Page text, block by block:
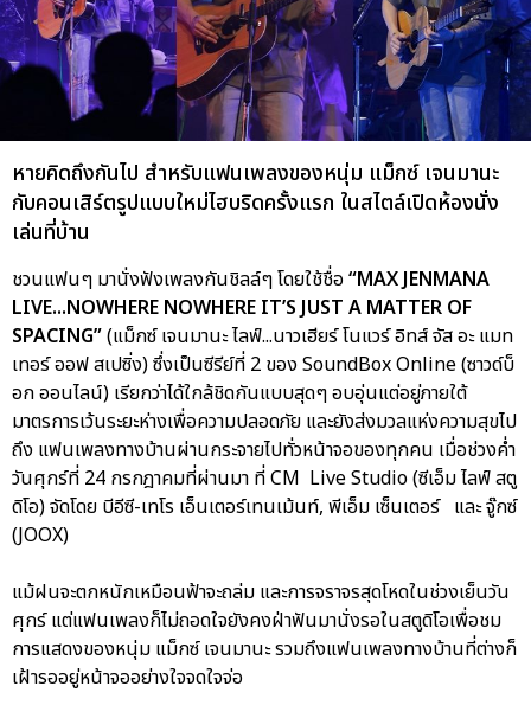
หายคิดถึงกันไป สำหรับแฟนเพลงของหนุ่ม แม็กซ์ เจนมานะ
กับคอนเสิร์ตรูปแบบใหม่ไฮบริดครั้งแรก ในสไตล์เปิดห้องนั่ง
เล่นที่บ้าน
ชวนแฟนๆ มานั่งฟังเพลงกันชิลล์ๆ โดยใช้ชื่อ “MAX JENMANA
LIVE...NOWHERE NOWHERE IT’S JUST A MATTER OF
SPACING”(แม็กซ์ เจนมานะ ไลฟ์...นาวเฮียร์ โนแวร์ อิทส์ จัส อะ แมท
เทอร์ ออฟ สเปซิ่ง) ซึ่งเป็นซีรีย์ที่ 2 ของ SoundBox Online (ซาวด์บ็
อก ออนไลน์) เรียกว่าได้ใกล้ชิดกันแบบสุดๆ อบอุ่นแต่อยู่ภายใต้
มาตรการเว้นระยะห่างเพื่อความปลอดภัย และยังส่งมวลแห่งความสุขไป
ถึง แฟนเพลงทางบ้านผ่านกระจายไปทั่วหน้าจอของทุกคน เมื่อช่วงค่ำ
วันศุกร์ที่ 24 กรกฎาคมที่ผ่านมา ที่ CM Live Studio (ซีเอ็ม ไลฟ์ สตู
ดิโอ) จัดโดย บีอีซี-เทโร เอ็นเตอร์เทนเม้นท์, พีเอ็ม เซ็นเตอร์ และ จู๊กซ์
(JOOX)
แม้ฝนจะตกหนักเหมือนฟ้าจะถล่ม และการจราจรสุดโหดในช่วงเย็นวัน
ศุกร์ แต่แฟนเพลงก็ไม่ถอดใจยังคงฝ่าฟันมานั่งรอในสตูดิโอเพื่อชม
การแสดงของหนุ่ม แม็กซ์ เจนมานะ รวมถึงแฟนเพลงทางบ้านที่ต่างก็
เฝ้ารออยู่หน้าจออย่างใจจดใจจ่อ